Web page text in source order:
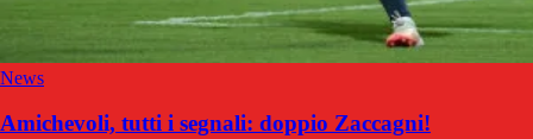
News
Amichevoli, tutti i segnali: doppio Zaccagni!